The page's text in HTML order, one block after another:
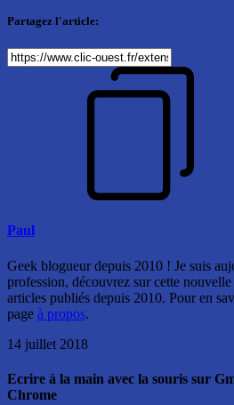
Partagez l'article:
Paul
Geek blogueur depuis 2010 ! Je suis
profession, découvrez sur cette
articles publiés depuis 2010. Pour en
page à propos.
14 juillet 2018
Ecrire à la main avec la souris sur
Chrome